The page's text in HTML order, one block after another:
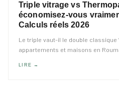
Triple vitrage vs
économisez-vous
Calculs réels 2026
Le triple vaut-il le double
appartements et maisons en
LIRE →